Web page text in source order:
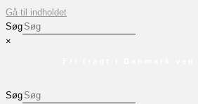
Gå til indholdet
Søg
×
Søg